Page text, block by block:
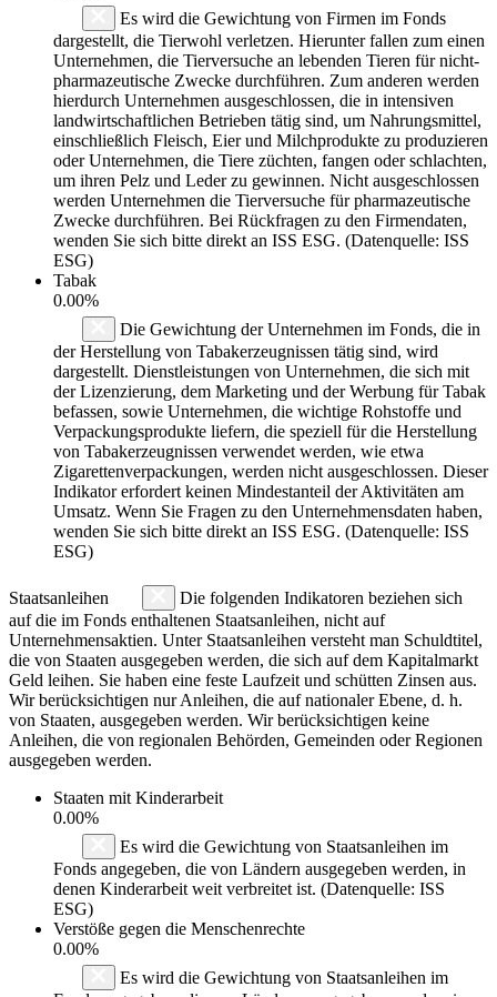
Es wird die Gewichtung von Firmen im Fonds
dargestellt, die Tierwohl verletzen. Hierunter fallen zum einen
Unternehmen, die Tierversuche an lebenden Tieren für nicht-
pharmazeutische Zwecke durchführen. Zum anderen werden
hierdurch Unternehmen ausgeschlossen, die in intensiven
landwirtschaftlichen Betrieben tätig sind, um Nahrungsmittel,
einschließlich Fleisch, Eier und Milchprodukte zu produzieren
oder Unternehmen, die Tiere züchten, fangen oder schlachten,
um ihren Pelz und Leder zu gewinnen. Nicht ausgeschlossen
werden Unternehmen die Tierversuche für pharmazeutische
Zwecke durchführen. Bei Rückfragen zu den Firmendaten,
wenden Sie sich bitte direkt an ISS ESG. (Datenquelle: ISS
ESG)
Tabak
0.00%
Die Gewichtung der Unternehmen im Fonds, die in
der Herstellung von Tabakerzeugnissen tätig sind, wird
dargestellt. Dienstleistungen von Unternehmen, die sich mit
der Lizenzierung, dem Marketing und der Werbung für Tabak
befassen, sowie Unternehmen, die wichtige Rohstoffe und
Verpackungsprodukte liefern, die speziell für die Herstellung
von Tabakerzeugnissen verwendet werden, wie etwa
Zigarettenverpackungen, werden nicht ausgeschlossen. Dieser
Indikator erfordert keinen Mindestanteil der Aktivitäten am
Umsatz. Wenn Sie Fragen zu den Unternehmensdaten haben,
wenden Sie sich bitte direkt an ISS ESG. (Datenquelle: ISS
ESG)
Staatsanleihen
Die folgenden Indikatoren beziehen sich
auf die im Fonds enthaltenen Staatsanleihen, nicht auf
Unternehmensaktien. Unter Staatsanleihen versteht man Schuldtitel,
die von Staaten ausgegeben werden, die sich auf dem Kapitalmarkt
Geld leihen. Sie haben eine feste Laufzeit und schütten Zinsen aus.
Wir berücksichtigen nur Anleihen, die auf nationaler Ebene, d. h.
von Staaten, ausgegeben werden. Wir berücksichtigen keine
Anleihen, die von regionalen Behörden, Gemeinden oder Regionen
ausgegeben werden.
Staaten mit Kinderarbeit
0.00%
Es wird die Gewichtung von Staatsanleihen im
Fonds angegeben, die von Ländern ausgegeben werden, in
denen Kinderarbeit weit verbreitet ist. (Datenquelle: ISS
ESG)
Verstöße gegen die Menschenrechte
0.00%
Es wird die Gewichtung von Staatsanleihen im